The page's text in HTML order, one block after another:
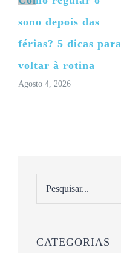
sono depois das
férias? 5 dicas para
voltar à rotina
Agosto 4, 2026
CATEGORIAS